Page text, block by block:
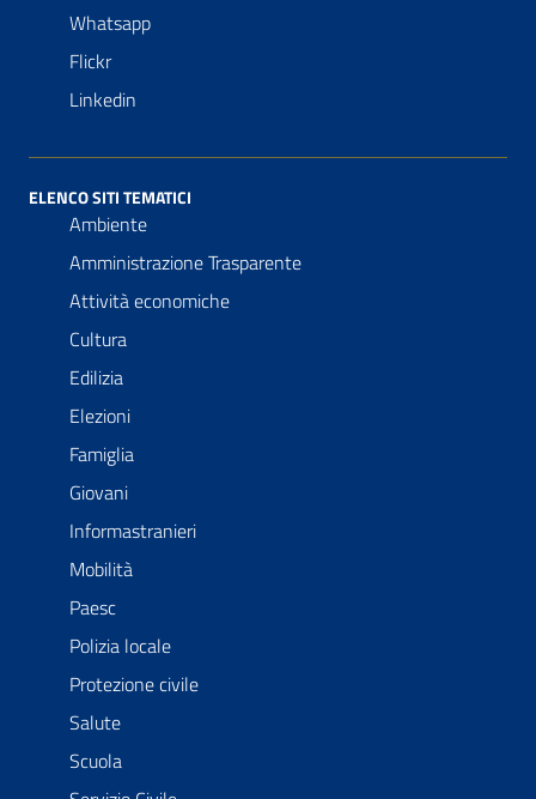
Whatsapp
Flickr
Linkedin
ELENCO SITI TEMATICI
Ambiente
Amministrazione Trasparente
Attività economiche
Cultura
Edilizia
Elezioni
Famiglia
Giovani
Informastranieri
Mobilità
Paesc
Polizia locale
Protezione civile
Salute
Scuola